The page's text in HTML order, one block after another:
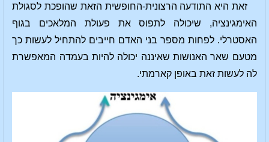
זאת היא התודעה הרצונית-החופשית הזאת שהופכת לסגולת
האימגינציה, שיכולה לתפוס את פעולת המלאכים בגוף
האסטרלי. לפחות מספר בני האדם חייבים להתחיל לעשות כך
מטעם שאר האנושות שאיננה יכולה להיות בעמדה המאפשרת
לה לעשות זאת באופן קארמתי.